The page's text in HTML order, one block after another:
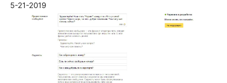
5-21-2019